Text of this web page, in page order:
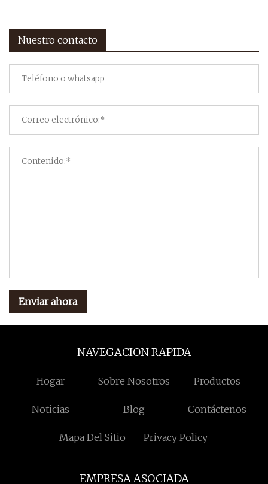
Nuestro contacto
Enviar ahora
NAVEGACION RAPIDA
Hogar Sobre Nosotros Productos
Noticias Blog Contáctenos
Mapa Del Sitio Privacy Policy
EMPRESA ASOCIADA